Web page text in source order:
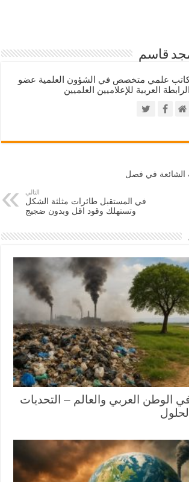
قاسم
علمي متخصص في الشؤون العلمية عضو
الرابطة العربية للإعلاميين العلميين
الشائعة في فصل
التالي
في المستقبل طائرات مثلثة الشكل
وتستهلك وقود اقل وبدون ضجيج
في الوطن العربي والعالم – التحديات